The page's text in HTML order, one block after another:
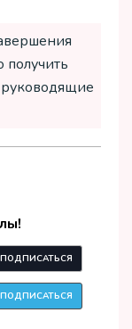
руководящие
ПОДПИСАТЬСЯ
ПОДПИСАТЬСЯ